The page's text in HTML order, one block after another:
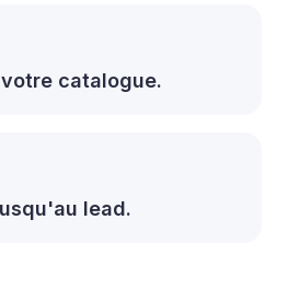
catalogue.
lead.